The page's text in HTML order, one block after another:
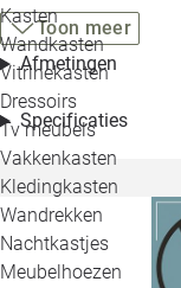
Kasten
Wandkasten
Vitrinekasten
Dressoirs
Tv meubels
Vakkenkasten
Kledingkasten
Wandrekken
Nachtkastjes
Meubelhoezen
Toon meer
Afmetingen
Specificaties